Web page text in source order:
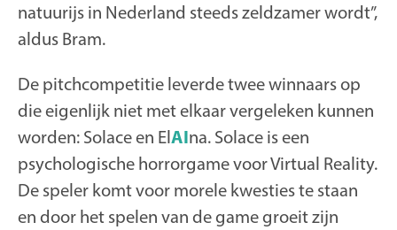
natuurijs in Nederland steeds zeldzamer wordt”,
aldus Bram.
De pitchcompetitie leverde twee winnaars op
die eigenlijk niet met elkaar vergeleken kunnen
worden: Solace en ElAIna. Solace is een
psychologische horrorgame voor Virtual Reality.
De speler komt voor morele kwesties te staan
en door het spelen van de game groeit zijn